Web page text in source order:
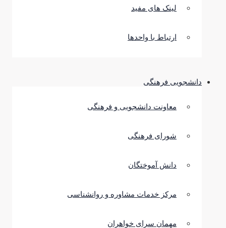
لینک های مفید
ارتباط با واحدها
دانشجویی فرهنگی
معاونت دانشجویی و فرهنگی
شورای فرهنگی
دانش آموختگان
مرکز خدمات مشاوره و روانشناسی
مهمان سرای خواهران